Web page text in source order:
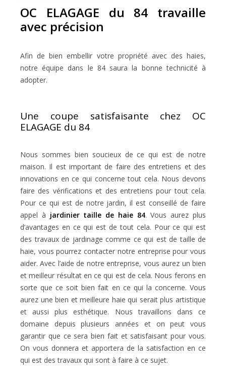
OC ELAGAGE du 84 travaille
avec précision
Afin de bien embellir votre propriété avec des haies,
notre équipe dans le 84 saura la bonne technicité à
adopter.
Une coupe satisfaisante chez OC
ELAGAGE du 84
Nous sommes bien soucieux de ce qui est de notre
maison. Il est important de faire des entretiens et des
innovations en ce qui concerne tout cela. Nous devons
faire des vérifications et des entretiens pour tout cela.
Pour ce qui est de notre jardin, il est conseillé de faire
appel à jardinier taille de haie 84. Vous aurez plus
d’avantages en ce qui est de tout cela. Pour ce qui est
des travaux de jardinage comme ce qui est de taille de
haie, vous pourrez contacter notre entreprise pour vous
aider. Avec l’aide de notre entreprise, vous aurez un bien
et meilleur résultat en ce qui est de cela. Nous ferons en
sorte que ce soit bien fait en ce qui la concerne. Vous
aurez une bien et meilleure haie qui serait plus artistique
et aussi plus esthétique. Nous travaillons dans ce
domaine depuis plusieurs années et on peut vous
garantir que ce sera bien fait et satisfaisant pour vous.
On vous donnera et apportera de la satisfaction en ce
qui est des travaux qui sont à faire à ce sujet.